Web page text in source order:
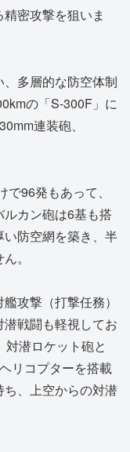
密攻撃を狙いま
多層的な防空体制
の「S-300F」に
連装砲、
96発もあって、
カン砲は6基も搭
防空網を築き、半
。
攻撃（打撃任務）
戦闘も軽視してお
潜ロケット砲と
リコプターを搭載
、上空からの対潜